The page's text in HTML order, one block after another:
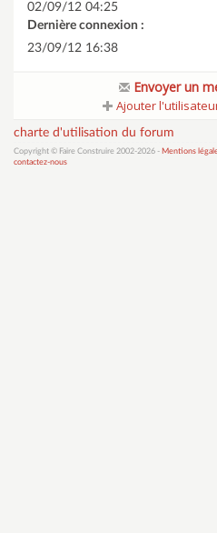
02/09/12 04:25
Dernière connexion :
23/09/12 16:38
Envoyer un
Ajouter
charte d'utilisation du forum
Copyright © Faire Construire 2002-2026 - Mentions
contactez-nous